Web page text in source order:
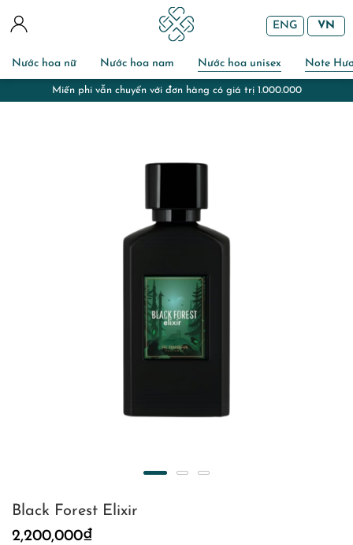
Nước hoa nữ Nước hoa nam Nước hoa unisex Note
ENG VN
đơn hàng có giá trị 1.000.000 Miễn phí gói quà
Black Forest Elixir
2,200,000₫